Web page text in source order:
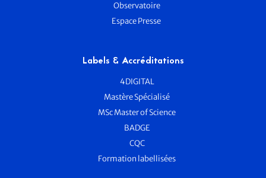
Observatoire
Espace Presse
Labels & Accréditations
4DIGITAL
Mastère Spécialisé
MSc Master of Science
BADGE
CQC
Formation labellisées